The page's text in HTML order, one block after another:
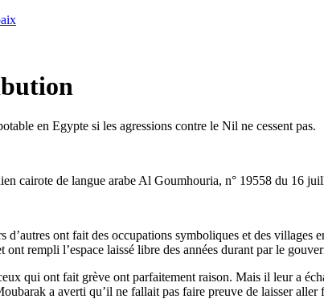
en Egypte si les agressions contre le Nil ne cessent pas.
cairote de langue arabe Al Goumhouria, n° 19558 du 16
d’autres ont fait des occupations symboliques et des
ont rempli l’espace laissé libre des années durant par le
qui ont fait grève ont parfaitement raison. Mais il leur a
a averti qu’il ne fallait pas faire preuve de laisser aller